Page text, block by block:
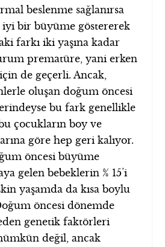
beslenme sağlanırsa
bir büyüme göstererek
farkı iki yaşına kadar
prematüre, yani erken
de geçerli. Ancak,
oluşan doğum öncesi
bu fark genellikle
çocukların boy ve
göre hep geri kalıyor.
öncesi büyüme
gelen bebeklerin % 15’i
yaşamda da kısa boylu
öncesi dönemde
genetik faktörleri
değil, ancak